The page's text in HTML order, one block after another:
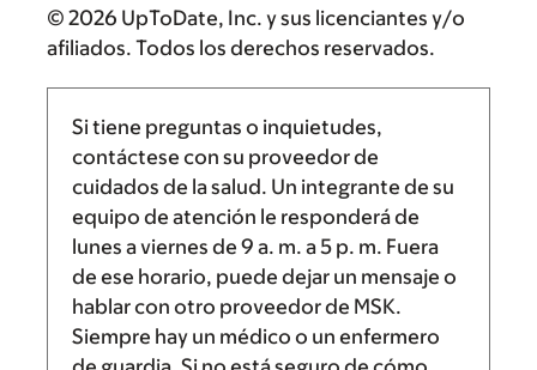
© 2026 UpToDate, Inc. y sus licenciantes y/o
afiliados. Todos los derechos reservados.
Si tiene preguntas o inquietudes,
contáctese con su proveedor de
cuidados de la salud. Un integrante de su
equipo de atención le responderá de
lunes a viernes de 9 a. m. a5 p. m. Fuera
de ese horario, puede dejar un mensaje o
hablar con otro proveedor de MSK.
Siempre hay un médico o un enfermero